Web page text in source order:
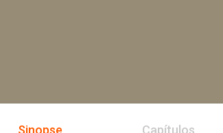
Sinopse Capítulos